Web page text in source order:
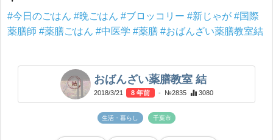
#今日のごはん #晩ごはん #ブロッコリー #新じゃが #国際
薬膳師 #薬膳ごはん #中医学 #薬膳 #おばんざい薬膳教室結
おばんざい薬膳教室 結
2018/3/21 8 年前 - №2835 3080
生活・暮らし 千葉市